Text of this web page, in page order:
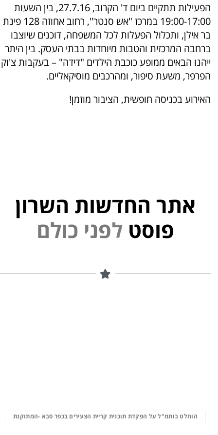
הפעילות תתקיים ביום ד' הקרוב, 27.7.16, בין השעות
19:00-17:00 במרכז "אש סנטר", רחוב אחוזה 128 פינת
בר אילן, ותכלול הפעלות לכל המשפחה, דוכנים שיוצבו
ברחבה המרכזית והטבות מיוחדות בבתי העסק. בין היתר
ייהנו הבאים ממופע כוכבת הילדים "דידה" – בעקבות צ'וק
הפרפר, משעת סיפור, ומהרכבים מוסיקאליים.
האירוע בכניסה חופשית, הציבור מוזמן!
אתר החדשות השרון
פוסט
הוחלט בותמ"ל על הפקדת תוכנית קריית הצעירים בכפר סבא -המתוקנת